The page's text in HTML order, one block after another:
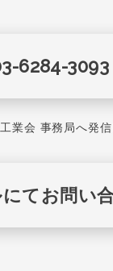
6284-3093
業会 事務局へ発
にてお問い